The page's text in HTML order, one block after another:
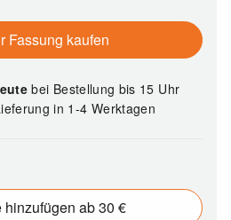
Fassung kaufen
bei Bestellung bis 15 Uhr
in 1-4 Werktagen
hinzufügen ab 30 €